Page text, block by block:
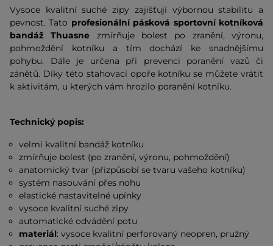
Vysoce kvalitní suché zipy zajišťují výbornou stabilitu a
pevnost. Tato profesionální pásková sportovní kotníková
bandáž Thuasne zmírňuje bolest po zranění, výronu,
pohmoždění kotníku a tím dochází ke snadnějšímu
pohybu. Dále je určena při prevenci poranění vazů či
zánětů. Díky této stahovací opoře kotníku se můžete vrátit
k aktivitám, u kterých vám hrozilo poranění kotníku.
Technický popis:
velmi kvalitní bandáž kotníku
zmírňuje bolest (po zranění, výronu, pohmoždění)
anatomický tvar (přizpůsobí se tvaru vašeho kotníku)
systém nasouvání přes nohu
elastické nastavitelné upínky
vysoce kvalitní suché zipy
automatické odvádění potu
materiál: vysoce kvalitní perforovaný neopren, pružný